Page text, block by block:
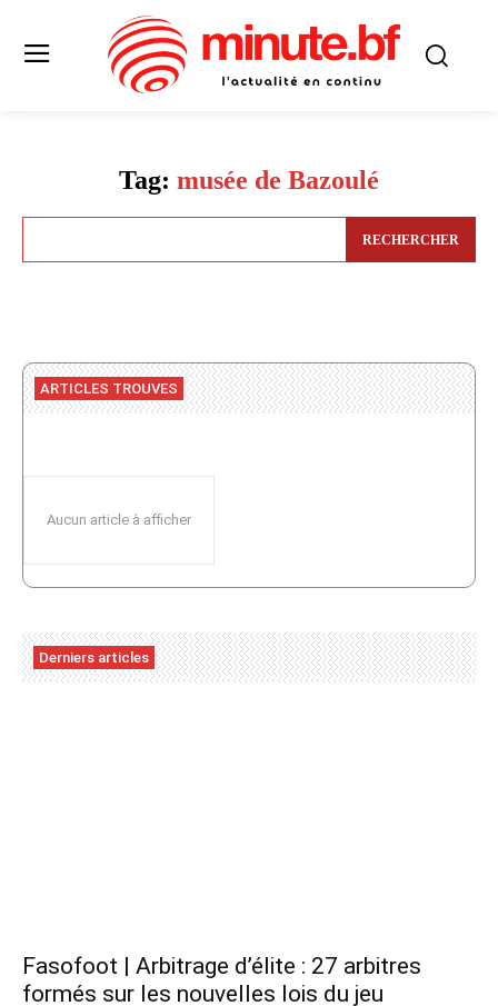
Tag: musée de Bazoulé
RECHERCHER
ARTICLES TROUVES
Aucun article à afficher
Derniers articles
Fasofoot | Arbitrage d’élite : 27 arbitres
formés sur les nouvelles lois du jeu